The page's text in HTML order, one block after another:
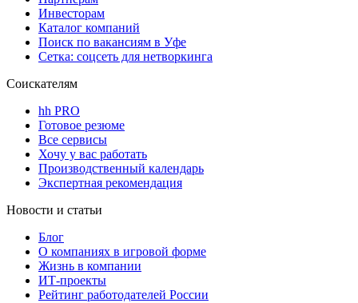
Инвесторам
Каталог компаний
Поиск по вакансиям в Уфе
Сетка: соцсеть для нетворкинга
Соискателям
hh PRO
Готовое резюме
Все сервисы
Хочу у вас работать
Производственный календарь
Экспертная рекомендация
Новости и статьи
Блог
О компаниях в игровой форме
Жизнь в компании
ИТ-проекты
Рейтинг работодателей России